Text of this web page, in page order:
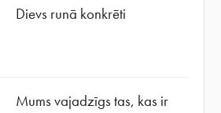
Dievs runā konkrēti
Mums vajadzīgs tas, kas ir